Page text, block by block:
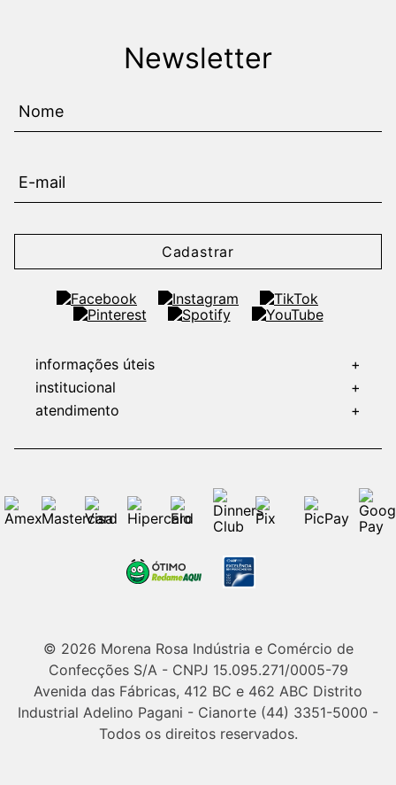
Newsletter
Cadastrar
informações úteis
+
institucional
+
atendimento
+
© 2026 Morena Rosa Indústria e Comércio de
Confecções S/A - CNPJ 15.095.271/0005-79
Avenida das Fábricas, 412 BC e 462 ABC Distrito
Industrial Adelino Pagani - Cianorte (44) 3351-5000 -
Todos os direitos reservados.